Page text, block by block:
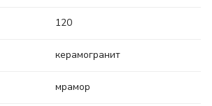
120
керамогранит
мрамор